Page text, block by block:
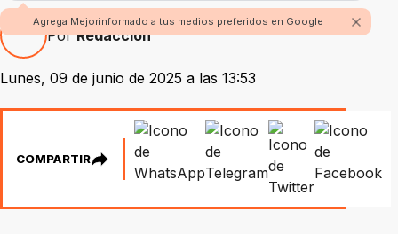
Agrega Mejorinformado a tus medios preferidos en Google
PorRedacción
Lunes, 09 de junio de 2025 a las 13:53
COMPARTIR